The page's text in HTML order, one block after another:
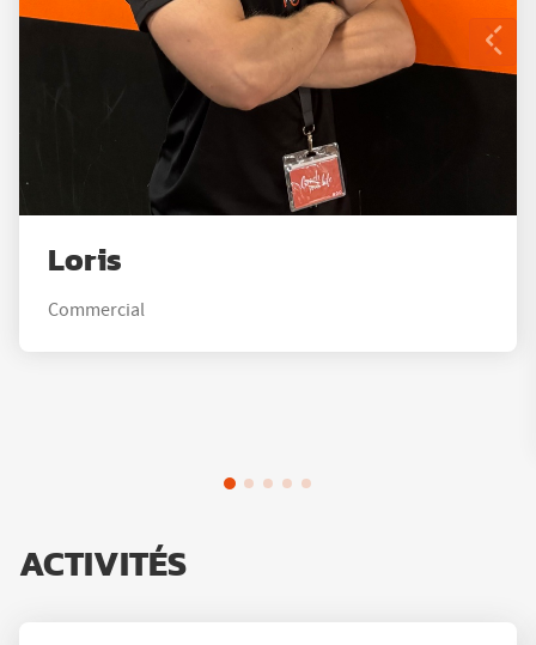
Loris
Commercial
ACTIVITÉS